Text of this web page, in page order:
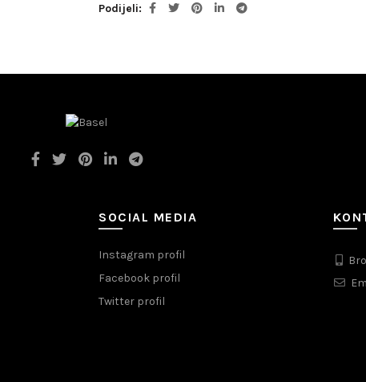
Podijeli
SOCIAL MEDIA
Instagram profil
Facebook profil
Twitter profil